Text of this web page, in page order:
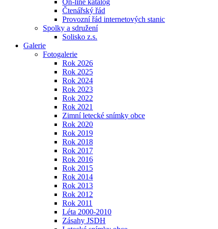
On-line katalog
Čtenářský řád
Provozní řád internetových stanic
Spolky a sdružení
Solisko z.s.
Galerie
Fotogalerie
Rok 2026
Rok 2025
Rok 2024
Rok 2023
Rok 2022
Rok 2021
Zimní letecké snímky obce
Rok 2020
Rok 2019
Rok 2018
Rok 2017
Rok 2016
Rok 2015
Rok 2014
Rok 2013
Rok 2012
Rok 2011
Léta 2000-2010
Zásahy JSDH